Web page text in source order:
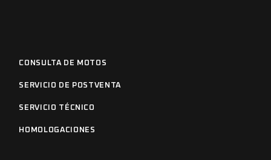
CONSULTA DE MOTOS
SERVICIO DE POSTVENTA
SERVICIO TÉCNICO
HOMOLOGACIONES